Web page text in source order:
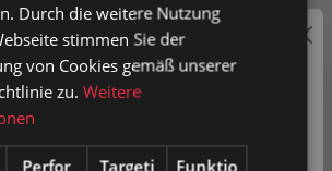
In den Warenkorb
Preise mit MwSt. (brutto) und
Preise ohne MwSt. (netto) angezeigt
Durch die weitere Nutzung
stimmen Sie der
von Cookies gemäß unserer
zu.Weitere
Perfor
Targeti
Funktio